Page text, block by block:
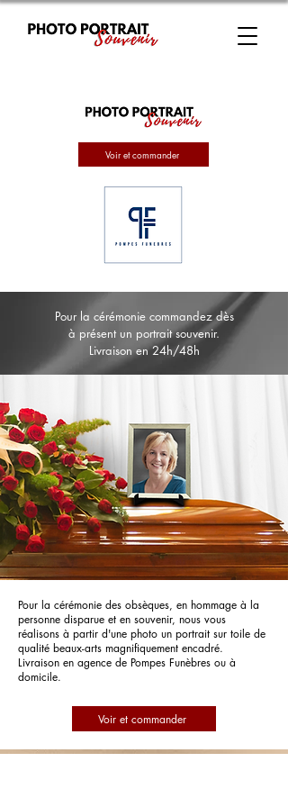
Voir et commander
Pour la cérémonie commandez dès
à présent un portrait souvenir.
Livraison en 24h/48h
Pour la cérémonie des obsèques, en hommage à la
personne disparue et en souvenir, nous vous
réalisons à partir d'une photo un portrait sur toile de
qualité beaux-arts magnifiquement encadré.
Livraison en agence de Pompes Funèbres ou à
domicile.
Voir et commander